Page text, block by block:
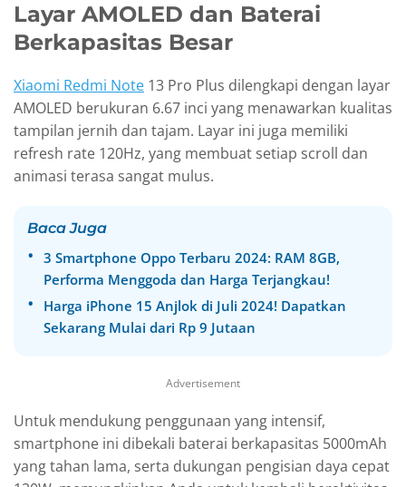
Layar AMOLED dan Baterai
Berkapasitas Besar
Xiaomi Redmi Note 13 Pro Plus dilengkapi dengan layar
AMOLED berukuran 6.67 inci yang menawarkan kualitas
tampilan jernih dan tajam. Layar ini juga memiliki
refresh rate 120Hz, yang membuat setiap scroll dan
animasi terasa sangat mulus.
Baca Juga
3 Smartphone Oppo Terbaru 2024: RAM 8GB,
Performa Menggoda dan Harga Terjangkau!
Harga iPhone 15 Anjlok di Juli 2024! Dapatkan
Sekarang Mulai dari Rp 9 Jutaan
Advertisement
Untuk mendukung penggunaan yang intensif,
smartphone ini dibekali baterai berkapasitas 5000mAh
yang tahan lama, serta dukungan pengisian daya cepat